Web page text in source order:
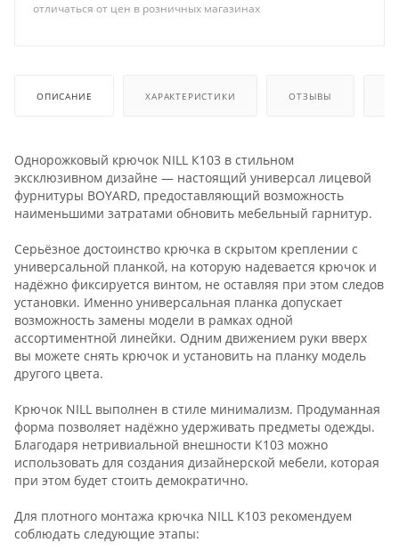
отличаться от цен в розничных магазинах
ОПИСАНИЕ ХАРАКТЕРИСТИКИ ОТЗЫВЫ
Однорожковый крючок NILL К103 в стильном
эксклюзивном дизайне — настоящий универсал лицевой
фурнитуры BOYARD, предоставляющий возможность
наименьшими затратами обновить мебельный гарнитур.
Серьёзное достоинство крючка в скрытом креплении с
универсальной планкой, на которую надевается крючок и
надёжно фиксируется винтом, не оставляя при этом следов
установки. Именно универсальная планка допускает
возможность замены модели в рамках одной
ассортиментной линейки. Одним движением руки вверх
вы можете снять крючок и установить на планку модель
другого цвета.
Крючок NILL выполнен в стиле минимализм. Продуманная
форма позволяет надёжно удерживать предметы одежды.
Благодаря нетривиальной внешности К103 можно
использовать для создания дизайнерской мебели, которая
при этом будет стоить демократично.
Для плотного монтажа крючка NILL К103 рекомендуем
соблюдать следующие этапы: